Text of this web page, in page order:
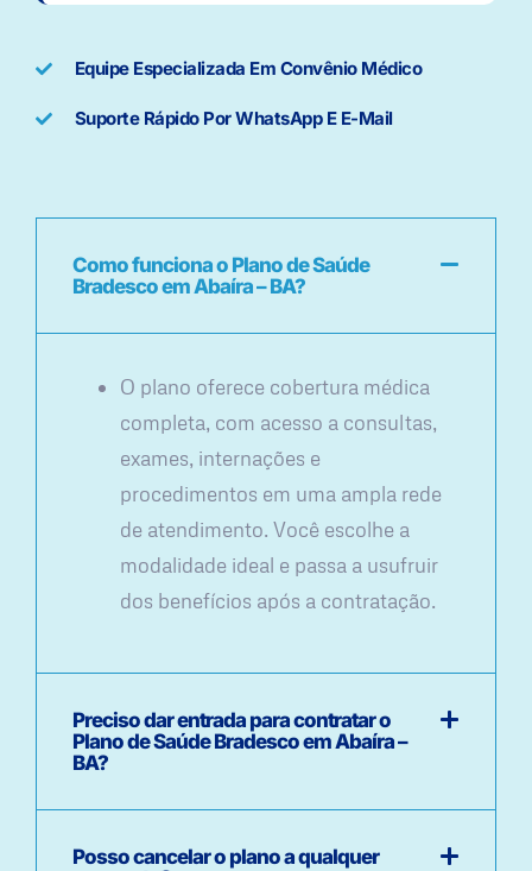
Equipe Especializada Em Convênio Médico
Suporte Rápido Por WhatsApp E E-Mail
Como funciona o Plano de Saúde
Bradesco em Abaíra – BA?
O plano oferece cobertura médica
completa, com acesso a consultas,
exames, internações e
procedimentos em uma ampla rede
de atendimento. Você escolhe a
modalidade ideal e passa a usufruir
dos benefícios após a contratação.
Preciso dar entrada para contratar o
Plano de Saúde Bradesco em Abaíra –
BA?
Posso cancelar o plano a qualquer